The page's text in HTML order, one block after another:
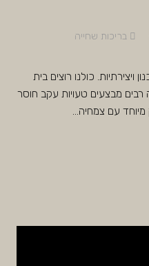
בריכות שחייה
ויצירתיות. כולנו רוצים בית
מבצעים טעויות עקב חוסר
מיוחד עם צמחיה…